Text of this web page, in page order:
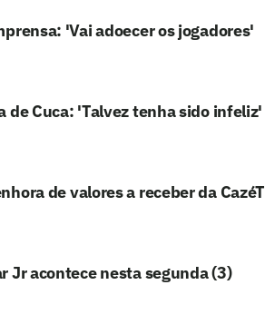
'Vai adoecer os jogadores'
de Cuca: 'Talvez tenha sido infeliz'
de valores a receber da
Jr acontece nesta segunda (3)